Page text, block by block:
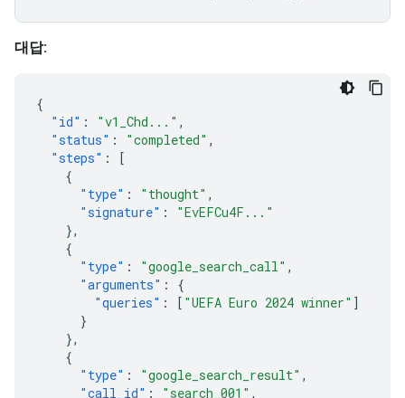
대답:
{
"id" : "v1_Chd..." ,
"status" : "completed" ,
"steps" :
[
{
"type" : "thought" ,
"signature" :
"EvEFCu4F..."
},
{
"type" : "google_search_call" ,
"arguments" :
{
"queries" : [ "UEFA Euro 2024 winner" ]
}
},
{
"type" : "google_search_result" ,
"call_id" : "search_001" ,